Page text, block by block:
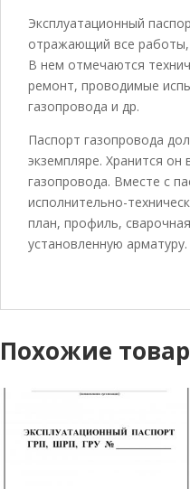
Эксплуатационный
отражающий все
В нем отмечаются
ремонт, проводимые
газопровода и др.
Паспорт газопровода
экземпляре. Хранится он
газопровода. Вместе с
исполнительно-
план, профиль,
установленную арматуру.
Похожие